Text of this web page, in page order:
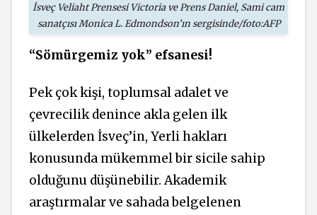
İsveç Veliaht Prensesi Victoria ve Prens Daniel, Sami cam
sanatçısı Monica L. Edmondson’ın sergisinde/foto:AFP
“Sömürgemiz yok” efsanesi!
Pek çok kişi, toplumsal adalet ve
çevrecilik denince akla gelen ilk
ülkelerden İsveç’in, Yerli hakları
konusunda mükemmel bir sicile sahip
olduğunu düşünebilir. Akademik
araştırmalar ve sahada belgelenen